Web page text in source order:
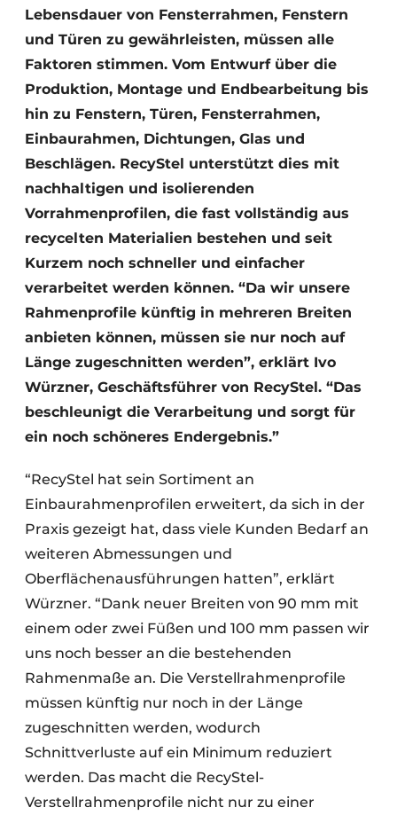
Lebensdauer von Fensterrahmen, Fenstern
und Türen zu gewährleisten, müssen alle
Faktoren stimmen. Vom Entwurf über die
Produktion, Montage und Endbearbeitung bis
hin zu Fenstern, Türen, Fensterrahmen,
Einbaurahmen, Dichtungen, Glas und
Beschlägen. RecyStel unterstützt dies mit
nachhaltigen und isolierenden
Vorrahmenprofilen, die fast vollständig aus
recycelten Materialien bestehen und seit
Kurzem noch schneller und einfacher
verarbeitet werden können. “Da wir unsere
Rahmenprofile künftig in mehreren Breiten
anbieten können, müssen sie nur noch auf
Länge zugeschnitten werden”, erklärt Ivo
Würzner, Geschäftsführer von RecyStel. “Das
beschleunigt die Verarbeitung und sorgt für
ein noch schöneres Endergebnis.”
“RecyStel hat sein Sortiment an
Einbaurahmenprofilen erweitert, da sich in der
Praxis gezeigt hat, dass viele Kunden Bedarf an
weiteren Abmessungen und
Oberflächenausführungen hatten”, erklärt
Würzner. “Dank neuer Breiten von 90 mm mit
einem oder zwei Füßen und 100 mm passen wir
uns noch besser an die bestehenden
Rahmenmaße an. Die Verstellrahmenprofile
müssen künftig nur noch in der Länge
zugeschnitten werden, wodurch
Schnittverluste auf ein Minimum reduziert
werden. Das macht die RecyStel-
Verstellrahmenprofile nicht nur zu einer